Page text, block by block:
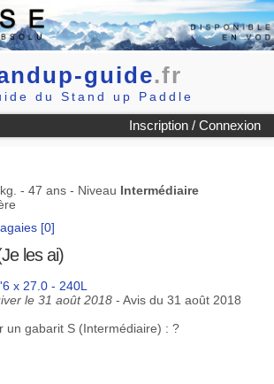
guide.fr
du Stand up Paddle
Inscription / Connexion
- 47 ans - Niveau Intermédiaire
[0]
les ai)
x 27.0 - 240L
le 31 août 2018 - Avis du 31 août 2018
un gabarit S (Intermédiaire) : ?